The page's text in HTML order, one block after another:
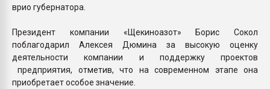
врио губернатора.
Президент компании «Щекиноазот» Борис Сокол
поблагодарил Алексея Дюмина за высокую оценку
деятельности компании и поддержку проектов
предприятия, отметив, что на современном этапе она
приобретает особое значение.